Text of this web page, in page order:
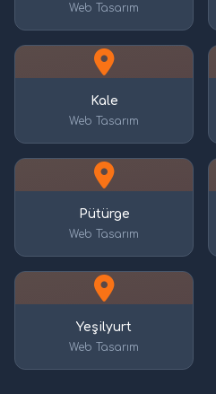
Web Tasarım
Kale
Web Tasarım
Pütürge
Web Tasarım
Yeşilyurt
Web Tasarım